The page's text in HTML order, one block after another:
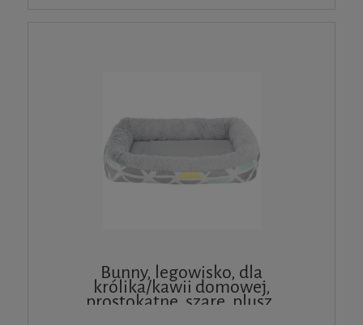
Bunny, legowisko, dla
królika/kawii domowej,
prostokątne, szare, plusz,